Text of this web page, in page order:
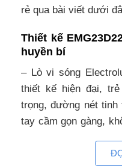
rẻ qua bài viết dưới
Thiết kế
huyền bí
– Lò vi sóng
thiết kế hiện đại,
trọng, đường nét tinh
tay cầm gọn gàng,